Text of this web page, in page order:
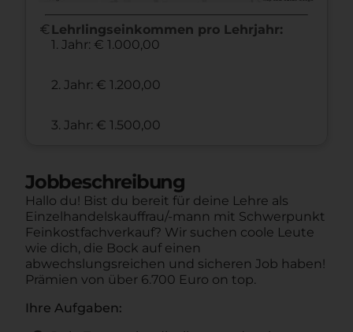
euro Lehrlingseinkommen pro Lehrjahr:
1. Jahr: € 1.000,00
2. Jahr: € 1.200,00
3. Jahr: € 1.500,00
Jobbeschreibung
Hallo du! Bist du bereit für deine Lehre als
Einzelhandelskauffrau/-mann mit Schwerpunkt
Feinkostfachverkauf? Wir suchen coole Leute
wie dich, die Bock auf einen
abwechslungsreichen und sicheren Job haben!
Prämien von über 6.700 Euro on top.
Ihre Aufgaben: